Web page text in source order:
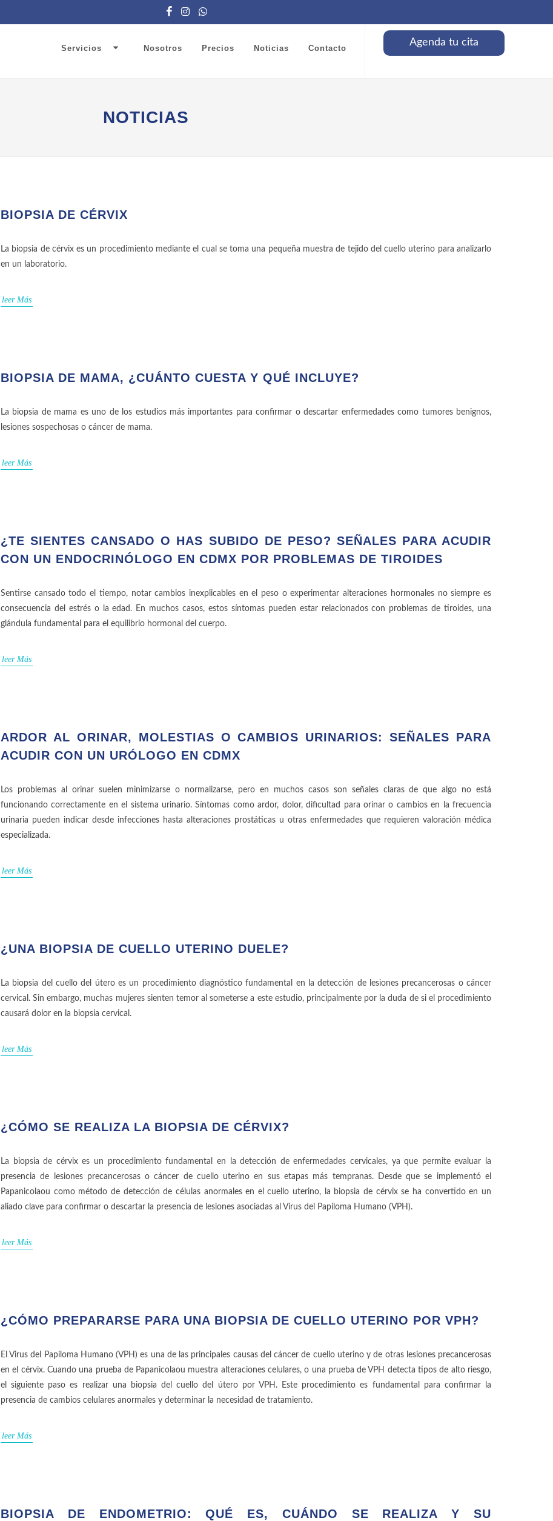
Servicios Nosotros Precios Noticias Contacto
Agenda tu cita
NOTICIAS
BIOPSIA DE CÉRVIX
La biopsia de cérvix es un procedimiento mediante el cual se toma una pequeña muestra de tejido del cuello uterino para analizarlo
en un laboratorio.
leer Más
BIOPSIA DE MAMA, ¿CUÁNTO CUESTA Y QUÉ INCLUYE?
La biopsia de mama es uno de los estudios más importantes para confirmar o descartar enfermedades como tumores benignos,
lesiones sospechosas o cáncer de mama.
leer Más
¿TE SIENTES CANSADO O HAS SUBIDO DE PESO? SEÑALES PARA ACUDIR
CON UN ENDOCRINÓLOGO EN CDMX POR PROBLEMAS DE TIROIDES
Sentirse cansado todo el tiempo, notar cambios inexplicables en el peso o experimentar alteraciones hormonales no siempre es
consecuencia del estrés o la edad. En muchos casos, estos síntomas pueden estar relacionados con problemas de tiroides, una
glándula fundamental para el equilibrio hormonal del cuerpo.
leer Más
ARDOR AL ORINAR, MOLESTIAS O CAMBIOS URINARIOS: SEÑALES PARA
ACUDIR CON UN URÓLOGO EN CDMX
Los problemas al orinar suelen minimizarse o normalizarse, pero en muchos casos son señales claras de que algo no está
funcionando correctamente en el sistema urinario. Síntomas como ardor, dolor, dificultad para orinar o cambios en la frecuencia
urinaria pueden indicar desde infecciones hasta alteraciones prostáticas u otras enfermedades que requieren valoración médica
especializada.
leer Más
¿UNA BIOPSIA DE CUELLO UTERINO DUELE?
La biopsia del cuello del útero es un procedimiento diagnóstico fundamental en la detección de lesiones precancerosas o cáncer
cervical. Sin embargo, muchas mujeres sienten temor al someterse a este estudio, principalmente por la duda de si el procedimiento
causará dolor en la biopsia cervical.
leer Más
¿CÓMO SE REALIZA LA BIOPSIA DE CÉRVIX?
La biopsia de cérvix es un procedimiento fundamental en la detección de enfermedades cervicales, ya que permite evaluar la
presencia de lesiones precancerosas o cáncer de cuello uterino en sus etapas más tempranas. Desde que se implementó el
Papanicolaou como método de detección de células anormales en el cuello uterino, la biopsia de cérvix se ha convertido en un
aliado clave para confirmar o descartar la presencia de lesiones asociadas al Virus del Papiloma Humano (VPH).
leer Más
¿CÓMO PREPARARSE PARA UNA BIOPSIA DE CUELLO UTERINO POR VPH?
El Virus del Papiloma Humano (VPH) es una de las principales causas del cáncer de cuello uterino y de otras lesiones precancerosas
en el cérvix. Cuando una prueba de Papanicolaou muestra alteraciones celulares, o una prueba de VPH detecta tipos de alto riesgo,
el siguiente paso es realizar una biopsia del cuello del útero por VPH. Este procedimiento es fundamental para confirmar la
presencia de cambios celulares anormales y determinar la necesidad de tratamiento.
leer Más
BIOPSIA DE ENDOMETRIO: QUÉ ES, CUÁNDO SE REALIZA Y SU